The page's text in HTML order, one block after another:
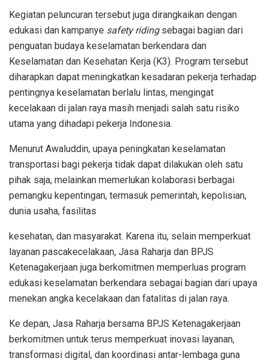
Kegiatan peluncuran tersebut juga dirangkaikan dengan
edukasi dan kampanye safety riding sebagai bagian dari
penguatan budaya keselamatan berkendara dan
Keselamatan dan Kesehatan Kerja (K3). Program tersebut
diharapkan dapat meningkatkan kesadaran pekerja terhadap
pentingnya keselamatan berlalu lintas, mengingat
kecelakaan di jalan raya masih menjadi salah satu risiko
utama yang dihadapi pekerja Indonesia.
Menurut Awaluddin, upaya peningkatan keselamatan
transportasi bagi pekerja tidak dapat dilakukan oleh satu
pihak saja, melainkan memerlukan kolaborasi berbagai
pemangku kepentingan, termasuk pemerintah, kepolisian,
dunia usaha, fasilitas
kesehatan, dan masyarakat. Karena itu, selain memperkuat
layanan pascakecelakaan, Jasa Raharja dan BPJS
Ketenagakerjaan juga berkomitmen memperluas program
edukasi keselamatan berkendara sebagai bagian dari upaya
menekan angka kecelakaan dan fatalitas di jalan raya.
Ke depan, Jasa Raharja bersama BPJS Ketenagakerjaan
berkomitmen untuk terus memperkuat inovasi layanan,
transformasi digital, dan koordinasi antar-lembaga guna